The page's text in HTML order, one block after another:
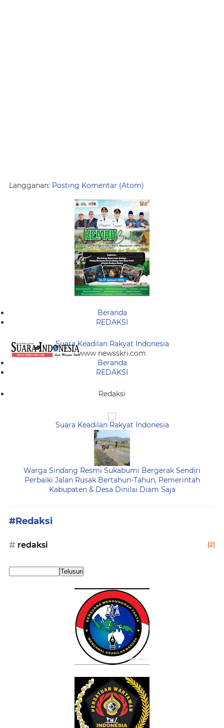
Langganan: Posting Komentar (Atom)
Beranda
REDAKSI
Suara Keadilan Rakyat Indonesia
www newsskri.com
Beranda
REDAKSI
Redaksi
Suara Keadilan Rakyat Indonesia
Warga Sindang Resmi Sukabumi Bergerak Sendiri
Perbaiki Jalan Rusak Bertahun-Tahun, Pemerintah
Kabupaten & Desa Dinilai Diam Saja
#Redaksi
redaksi (2)